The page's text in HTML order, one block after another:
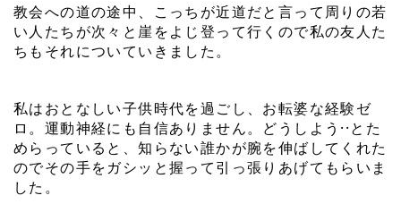
教会への道の途中、こっちが近道だと言って周りの若
い人たちが次々と崖をよじ登って行くので私の友人た
ちもそれについていきました。
私はおとなしい子供時代を過ごし、お転婆な経験ゼ
ロ。運動神経にも自信ありません。どうしよう··とた
めらっていると、知らない誰かが腕を伸ばしてくれた
のでその手をガシッと握って引っ張りあげてもらいま
した。